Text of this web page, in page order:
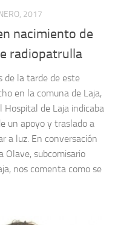
2017
nacimiento de
radiopatrulla
de la tarde de este
en la comuna de Laja,
Hospital de Laja indicaba
un apoyo y traslado a
a luz. En conversación
Olave, subcomisario
nos comenta como se